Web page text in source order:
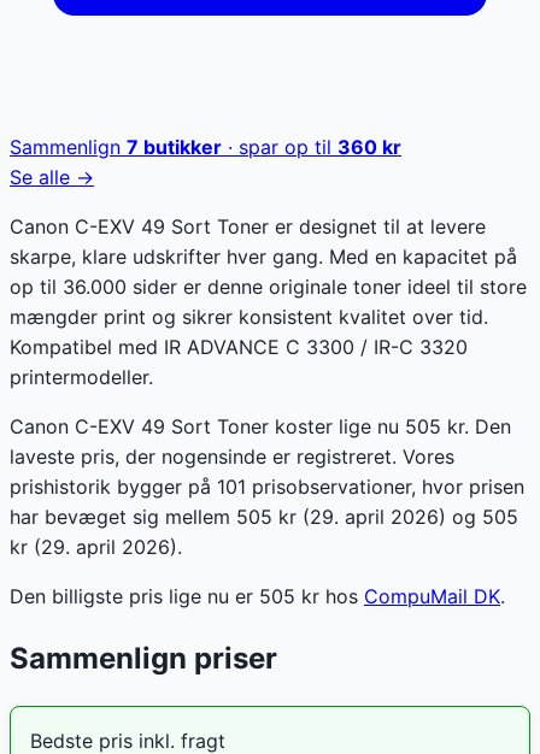
Sammenlign 7 butikker · spar op til 360 kr
Se alle →
Canon C-EXV 49 Sort Toner er designet til at levere
skarpe, klare udskrifter hver gang. Med en kapacitet på
op til 36.000 sider er denne originale toner ideel til store
mængder print og sikrer konsistent kvalitet over tid.
Kompatibel med IR ADVANCE C 3300 / IR-C 3320
printermodeller.
Canon C-EXV 49 Sort Toner koster lige nu 505 kr. Den
laveste pris, der nogensinde er registreret. Vores
prishistorik bygger på 101 prisobservationer, hvor prisen
har bevæget sig mellem 505 kr (29. april 2026) og 505
kr (29. april 2026).
Den billigste pris lige nu er 505 kr hos CompuMail DK.
Sammenlign priser
Bedste pris inkl. fragt